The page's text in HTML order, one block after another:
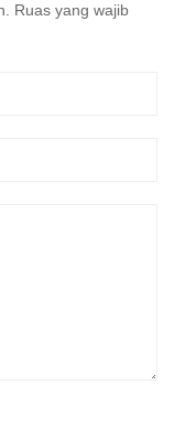
Ruas yang wajib